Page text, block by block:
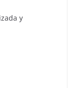
y